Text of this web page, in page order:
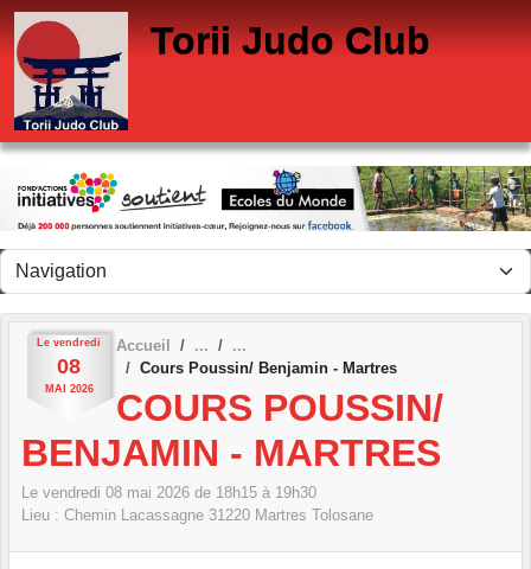
Torii Judo Club
Le vendredi
08
MAI 2026
Accueil
Cours Poussin/ Benjamin - Martres
COURS POUSSIN/
BENJAMIN - MARTRES
Le vendredi 08 mai 2026 de 18h15 à 19h30
Lieu : Chemin Lacassagne 31220 Martres Tolosane
Panneau de gestion des cookies